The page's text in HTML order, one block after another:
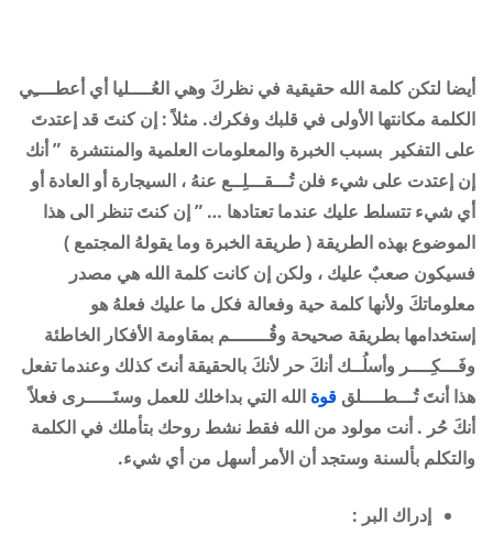
أيضا لتكن كلمة الله حقيقية في نظركَ وهي العُــــليا أي أعطــــِي
الكلمة مكانتها الأولى في قلبك وفكرك. مثلاً : إن كنتَ قد إعتدتَ
على التفكير بسبب الخبرة والمعلومات العلمية والمنتشرة ” أنك
إن إعتدت على شيء فلن تُـــقـــلِــع عنهُ ، السيجارة أو العادة أو
أي شيء تتسلط عليك عندما تعتادها … ” إن كنتَ تنظر الى هذا
الموضوع بهذه الطريقة ( طريقة الخبرة وما يقولهُ المجتمع )
فسيكون صعبٌ عليك ، ولكن إن كانت كلمة الله هي مصدر
معلوماتكَ ولأنها كلمة حية وفعالة فكل ما عليك فعلهُ هو
إستخدامها بطريقة صحيحة وقُـــــــم بمقاومة الأفكار الخاطئة
وفَـــكِــــر وأسلُــك أنكَ حر لأنكَ بالحقيقة أنتَ كذلك وعندما تفعل
هذا أنتَ تُـــطــــلق قوة الله التي بداخلك للعمل وستَـــــرى فعلاً
أنكَ حُر . أنت مولود من الله فقط نشط روحك بتأملك في الكلمة
والتكلم بألسنة وستجد أن الأمر أسهل من أي شيء.
إدراك البر :